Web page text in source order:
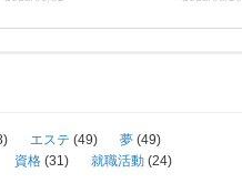
エステ (49) 夢 (49)
資格 (31) 就職活動 (24)